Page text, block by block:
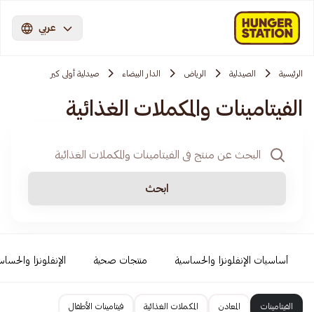
عربي
الرئيسية الصيدلية الرياض الدار البيضاء صيدلية أولى كير
الفيتامينات والمكملات الغذائية
ابحث
أساسيات الإنفلونزا والحساسية منتجات صحية الإنفلونزا
الفيتامينات المعادن المكملات الغذائية فيتامينات الأطفال